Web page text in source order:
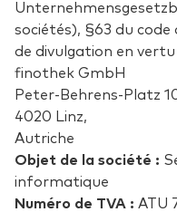
sociétés), §63 du code
de divulgation en vertu
finothek GmbH
Peter-Behrens-Platz
4020 Linz,
Autriche
Objet de la société :
informatique
Numéro de TVA : ATU